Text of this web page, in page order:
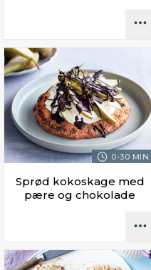
0-30 MIN.
Sprød kokoskage med
pære og chokolade